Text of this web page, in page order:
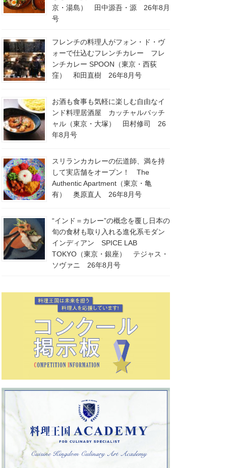
京・湯島） 田中源吾・源 26年8月
号
フレンチの料理人がフォン・ド・ヴ
ォーで仕込むフレンチカレー フレ
ンチカレー SPOON（東京・西荻
窪） 和田直樹 26年8月号
お酒も食事も気軽に楽しむ自由なイ
ンド料理居酒屋 カッチャルバッチ
ャル（東京・大塚） 田村修司 26
年8月号
スリランカカレーの伝道師、満を持
して実店舗をオープン！ The
Authentic Apartment（東京・亀
有） 奥原直人 26年8月号
“インド＝カレー”の概念を覆し日本の
旬の食材も取り入れる進化系モダン
インディアン SPICE LAB
TOKYO（東京・銀座） テジャス・
ソヴァニ 26年8月号